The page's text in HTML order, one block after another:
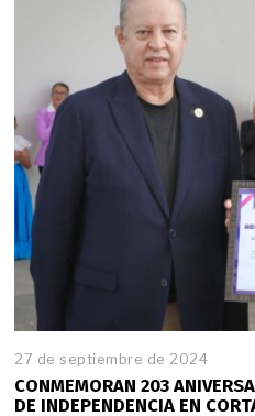
27 de septiembre de 2024
CONMEMORAN 203
DE INDEPENDENCIA EN